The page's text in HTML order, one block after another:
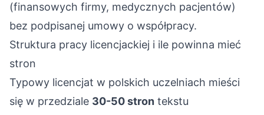
(finansowych firmy, medycznych pacjentów)
bez podpisanej umowy o współpracy.
Struktura pracy licencjackiej i ile powinna mieć
stron
Typowy licencjat w polskich uczelniach mieści
się w przedziale 30-50 stron tekstu